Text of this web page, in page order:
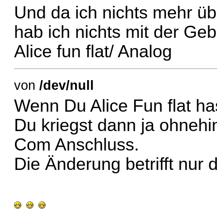
Und da ich nichts mehr
hab ich nichts mit der
Alice fun flat/ Analog
von/dev/null
Wenn Du Alice Fun flat
Du kriegst dann ja
Com Anschluss.
Die Änderung betrifft nur